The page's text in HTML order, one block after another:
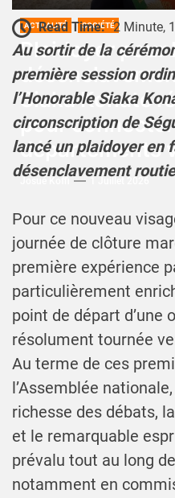
ACTUALITÉ SOCIÉTÉ
Plaidoyer pour
Siaka Konaté
pour connecter
départements
Read Time: 2 Minute,
Au sortir de la
première session
l’Honorable Siaka
circonscription de
lancé un plaidoyer en
désenclavement
Pour ce nouveau
journée de clôture
première expérience
particulièrement
point de départ d’une
résolument tournée
Au terme de ces
l’Assemblée
richesse des débats,
et le remarquable
prévalu tout au long
notamment en